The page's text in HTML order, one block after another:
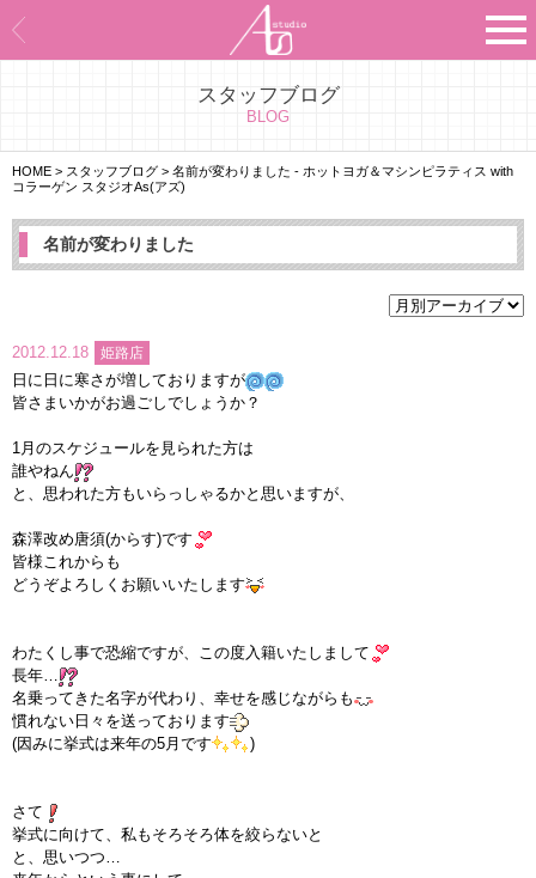
スタッフブログ
BLOG
HOME > スタッフブログ > 名前が変わりました - ホットヨガ＆マシンピラティス with
コラーゲン スタジオAs(アズ)
名前が変わりました
2012.12.18 姫路店
日に日に寒さが増しておりますが
皆さまいかがお過ごしでしょうか？
1月のスケジュールを見られた方は
誰やねん
と、思われた方もいらっしゃるかと思いますが、
森澤改め唐須(からす)です
皆様これからも
どうぞよろしくお願いいたします
わたくし事で恐縮ですが、この度入籍いたしまして
長年…
名乗ってきた名字が代わり、幸せを感じながらも
慣れない日々を送っております
(因みに挙式は来年の5月です
)
さて
挙式に向けて、私もそろそろ体を絞らないと
と、思いつつ…
Asのコンセプト
Asのナビゲーションシステム
施設紹介